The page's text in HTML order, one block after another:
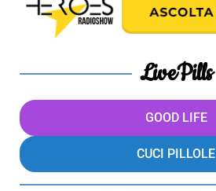
LivePills
GOOD LIFE
CUCI PILLOLE